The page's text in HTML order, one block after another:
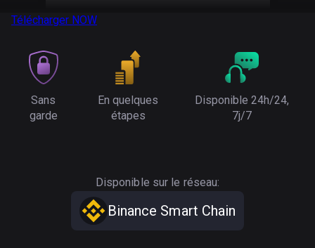
Télécharger NOW
Sans
garde
En quelques
étapes
Disponible 24h/24,
7j/7
Disponible sur le réseau:
Binance Smart Chain